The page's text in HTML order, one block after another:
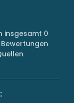
insgesamt 0